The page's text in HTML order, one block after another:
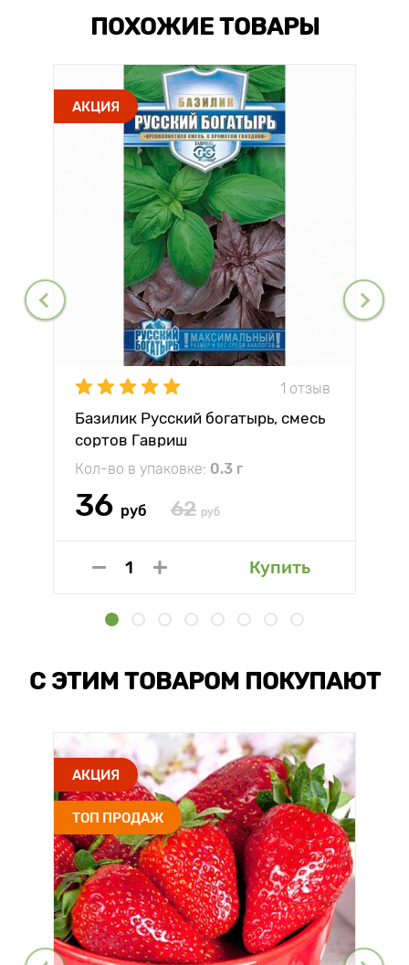
ПОХОЖИЕ ТОВАРЫ
АКЦИЯ
1 отзыв
Базилик Русский богатырь, смесь
сортов Гавриш
Кол-во в упаковке: 0.3 г
36 руб 62 руб
Купить
С ЭТИМ ТОВАРОМ ПОКУПАЮТ
АКЦИЯ
ТОП ПРОДАЖ